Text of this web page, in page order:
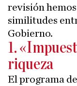
revisión
similitudes
Gobierno.
1.
riqueza
El programa de